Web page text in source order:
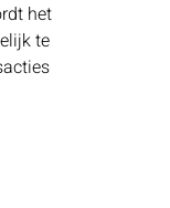
het
te